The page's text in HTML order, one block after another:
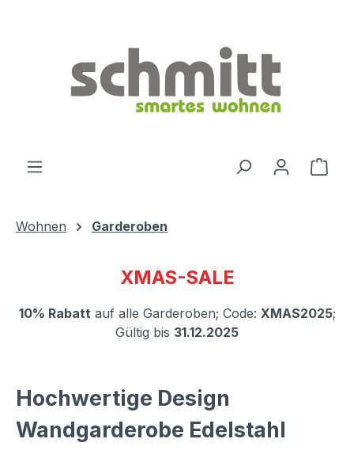
Wohnen Garderoben
XMAS-SALE
10% Rabatt auf alle Garderoben; Code: XMAS2025;
Gültig bis 31.12.2025
Hochwertige Design
Wandgarderobe Edelstahl